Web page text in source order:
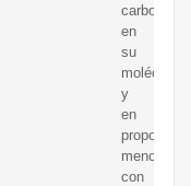
carbono
en
su
molécula,
y
en
proporción
menor
con